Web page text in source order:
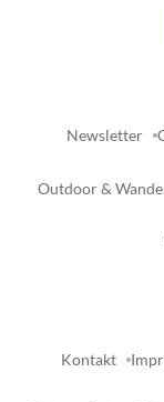
Newsletter
Outdoor &
Kontakt